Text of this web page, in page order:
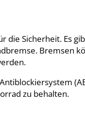
Sicherheit. Es
Bremsen
zu behalten.